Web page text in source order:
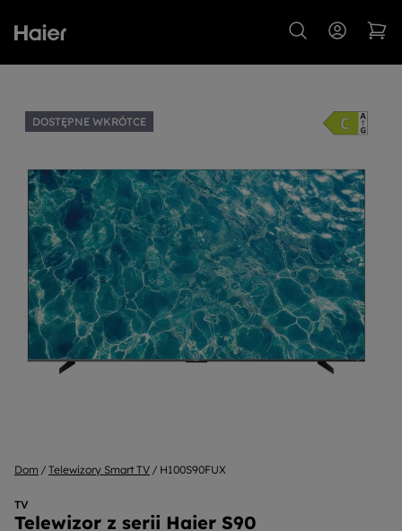
DOSTĘPNE WKRÓTCE
Dom Telewizory Smart TV H100S90FUX
TV
Telewizor z serii Haier S90